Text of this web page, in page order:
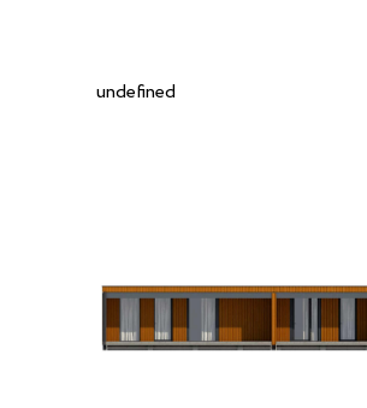
undefined